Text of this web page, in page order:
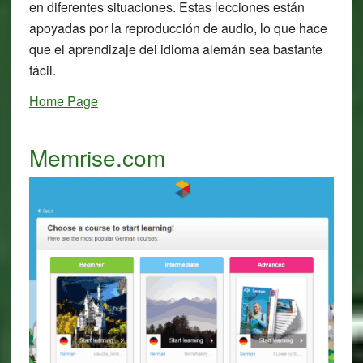
en diferentes situaciones. Estas lecciones están
apoyadas por la reproducción de audio, lo que hace
que el aprendizaje del idioma alemán sea bastante
fácil.
Home Page
Memrise.com